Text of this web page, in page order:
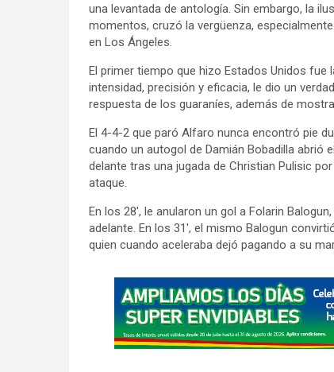
una levantada de antología. Sin embargo, la
momentos, cruzó la vergüenza,
en Los Ángeles.
El primer tiempo que hizo Estados Unidos
intensidad, precisión y eficacia, le dio un
respuesta de los guaraníes, además de
El 4-4-2 que paró Alfaro nunca encontró pie
cuando un autogol de Damián Bobadilla abrió
delante tras una jugada de Christian Pulisic
ataque.
En los 28′, le anularon un gol a Folarin
adelante. En los 31′, el mismo Balogun
quien cuando aceleraba dejó pagando a su